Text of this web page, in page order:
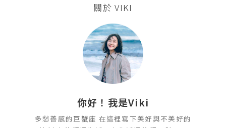
關於 VIKI
你好！我是Viki
多愁善感的巨蟹座 在這裡寫下美好與不美好的